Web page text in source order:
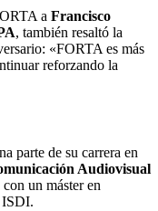
a Francisco
, también resaltó la
«FORTA es más
reforzando la
parte de su carrera en
Audiovisual
un máster en
ISDI.